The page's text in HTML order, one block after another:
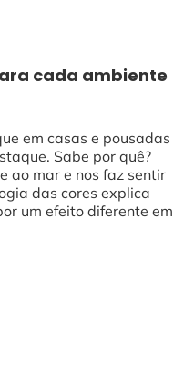
cada ambiente
em casas e pousadas
Sabe por quê?
ao mar e nos faz sentir
das cores explica
um efeito diferente em